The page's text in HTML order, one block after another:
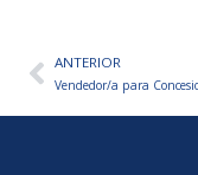
AntANTERIOR
Vendedor/a para